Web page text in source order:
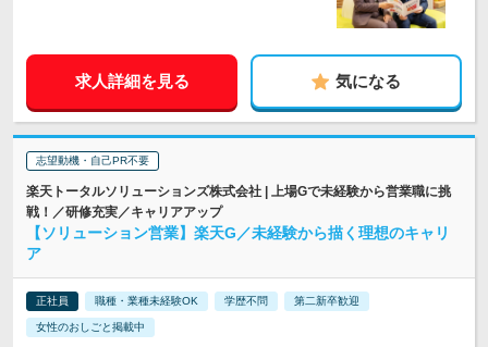
求人詳細を見る 気になる
志望動機・自己PR不要
楽天トータルソリューションズ株式会社 | 上場Gで未経験から営業職に挑
戦！／研修充実／キャリアアップ
【ソリューション営業】楽天G／未経験から描く理想のキャリ
ア
正社員 職種・業種未経験OK 学歴不問 第二新卒歓迎
女性のおしごと掲載中